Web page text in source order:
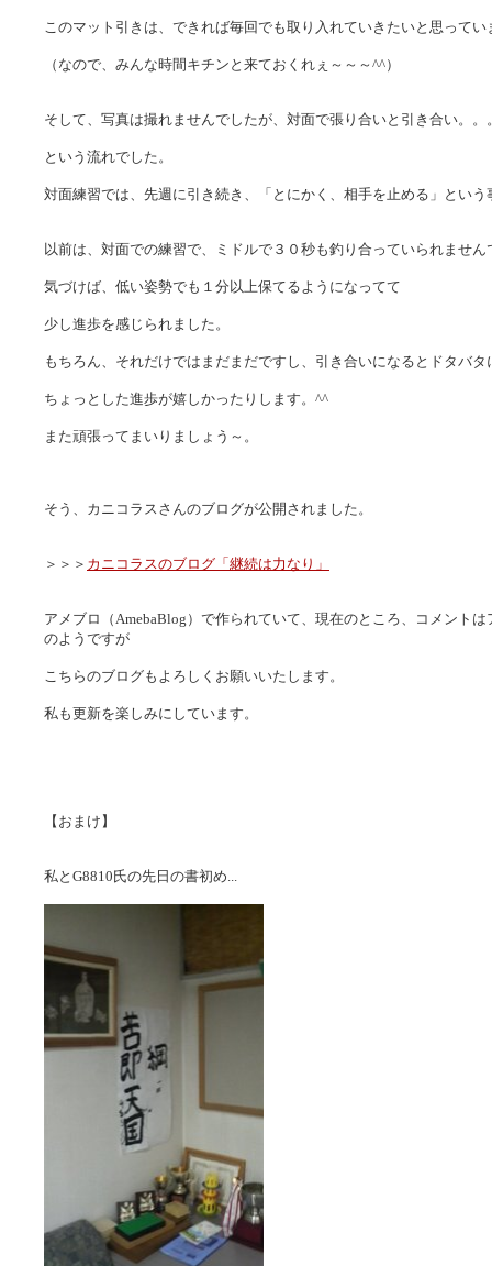
このマット引きは、できれば毎回でも取り入れていきたいと思ってい
（なので、みんな時間キチンと来ておくれぇ～～～^^）
そして、写真は撮れませんでしたが、対面で張り合いと引き合い。。
という流れでした。
対面練習では、先週に引き続き、「とにかく、相手を止める」とい
以前は、対面での練習で、ミドルで３０秒も釣り合っていられません
気づけば、低い姿勢でも１分以上保てるようになってて
少し進歩を感じられました。
もちろん、それだけではまだまだですし、引き合いになるとドタバタ
ちょっとした進歩が嬉しかったりします。^^
また頑張ってまいりましょう～。
そう、カニコラスさんのブログが公開されました。
＞＞＞ カニコラスのブログ「継続は力なり」
アメブロ（AmebaBlog）で作られていて、現在のところ、コメント
のようですが
こちらのブログもよろしくお願いいたします。
私も更新を楽しみにしています。
【おまけ】
私とG8810氏の先日の書初め...